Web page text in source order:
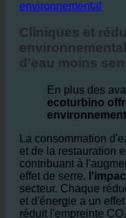
environnemental
Cliniques et
d'eau moins
En plus des
ecoturbino
La consommation
et de la restauration
contribuant à
effet de serre.
secteur. Chaque
et d'énergie a un
réduit l'empreinte